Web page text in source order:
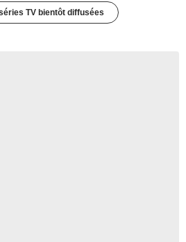
TV bientôt diffusées